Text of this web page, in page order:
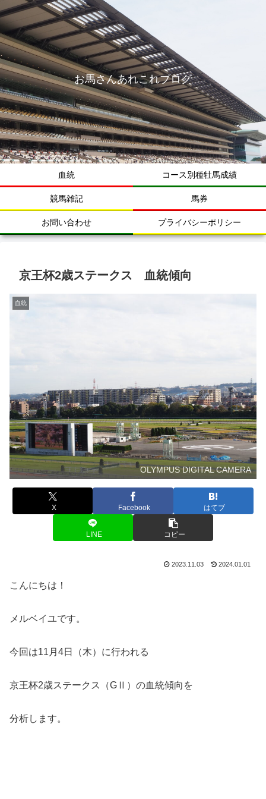
お馬さんあれこれブログ
血統 コース別種牡馬成績
競馬雑記 馬券
お問い合わせ プライバシーポリシー
京王杯2歳ステークス 血統傾向
血統
OLYMPUS DIGITAL CAMERA
X Facebook はてブ
LINE コピー
2023.11.03 2024.01.01
こんにちは！
メルベイユです。
今回は11月4日（木）に行われる
京王杯2歳ステークス（GⅡ）の血統傾向を
分析します。